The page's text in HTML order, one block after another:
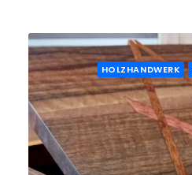
HOLZHANDWERK